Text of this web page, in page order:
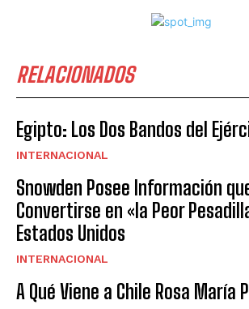
RELACIONADOS
Egipto: Los Dos Bandos del
INTERNACIONAL
Snowden Posee Información
Convertirse en «la Peor
Estados Unidos
INTERNACIONAL
A Qué Viene a Chile Rosa María